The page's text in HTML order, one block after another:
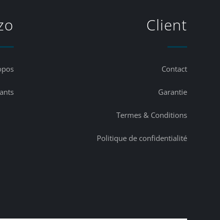
Client
Contact
Garantie
Termes & Conditions
Politique de confidentialité